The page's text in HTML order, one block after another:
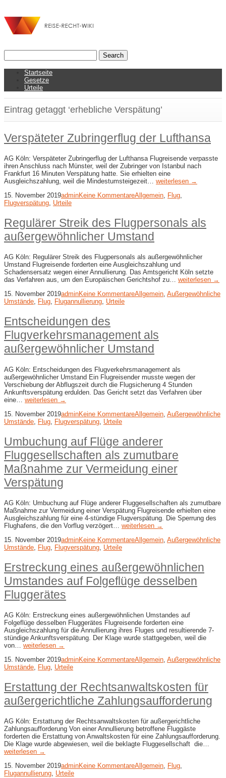
Startseite
Gesetze
Urteile
Eintrag getaggt ‘erhebliche Verspätung’
Verspäteter Zubringerflug der Lufthansa
AG Köln: Verspäteter Zubringerflug der Lufthansa Flugreisende verpasste
ihren Anschluss nach Münster, weil der Zubringer von Istanbul nach
Frankfurt 16 Minuten Verspätung hatte. Sie erhielten eine
Ausgleichszahlung, weil die Mindestumsteigezeit… weiterlesen →
15. November 2019adminKeine KommentareAllgemein, Flug,
Flugverspätung, Urteile
Regulärer Streik des Flugpersonals als
außergewöhnlicher Umstand
AG Köln: Regulärer Streik des Flugpersonals als außergewöhnlicher
Umstand Flugreisende forderten eine Ausgleichszahlung und
Schadensersatz wegen einer Annullierung. Das Amtsgericht Köln setzte
das Verfahren aus, um den Europäischen Gerichtshof zu… weiterlesen →
15. November 2019adminKeine KommentareAllgemein, Außergewöhnliche
Umstände, Flug, Flugannullierung, Urteile
Entscheidungen des
Flugverkehrsmanagement als
außergewöhnlicher Umstand
AG Köln: Entscheidungen des Flugverkehrsmanagement als
außergewöhnlicher Umstand Ein Flugreisender musste wegen der
Verschiebung der Abflugszeit durch die Flugsicherung 4 Stunden
Ankunftsverspätung erdulden. Das Gericht setzt das Verfahren über
eine… weiterlesen →
15. November 2019adminKeine KommentareAllgemein Außergewöhnliche
Umstände Flug Flugverspätung Urteile
Umbuchung auf Flüge anderer
Fluggesellschaften als zumutbare
Maßnahme zur Vermeidung einer
Verspätung
AG Köln: Umbuchung auf Flüge anderer Fluggesellschaften als zumutbare
Maßnahme zur Vermeidung einer Verspätung Flugreisende erhielten eine
Ausgleichszahlung für eine 4-stündige Flugverspätung. Die Sperrung des
Flughafens, die den Vorflug verzögert… weiterlesen →
15. November 2019adminKeine KommentareAllgemein Außergewöhnliche
Umstände Flug Flugverspätung Urteile
Erstreckung eines außergewöhnlichen
Umstandes auf Folgeflüge desselben
Fluggerätes
AG Köln: Erstreckung eines außergewöhnlichen Umstandes auf
Folgeflüge desselben Fluggerätes Flugreisende forderten eine
Ausgleichszahlung für die Annullierung ihres Fluges und resultierende 7-
stündige Ankunftsverspätung. Der Klage wurde stattgegeben, weil die
von… weiterlesen →
15. November 2019adminKeine KommentareAllgemein Außergewöhnliche
Umstände
Flug Urteile
Erstattung der Rechtsanwaltskosten für
außergerichtliche Zahlungsaufforderung
AG Köln: Erstattung der Rechtsanwaltskosten für außergerichtliche
Zahlungsaufforderung Von einer Annullierung betroffene Fluggäste
forderten die Erstattung von Anwaltskosten für eine Zahlungsaufforderung.
Die Klage wurde abgewiesen, weil die beklagte Fluggesellschaft die…
weiterlesen →
15. November 2019adminKeine KommentareAllgemein, Flug,
Flugannullierung, Urteile